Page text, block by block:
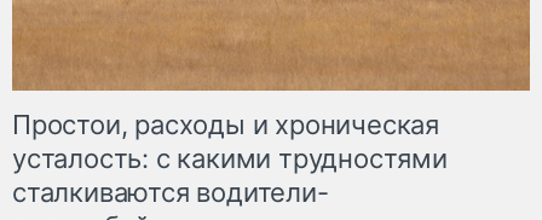
Простои, расходы и хроническая
усталость: с какими трудностями
сталкиваются водители-